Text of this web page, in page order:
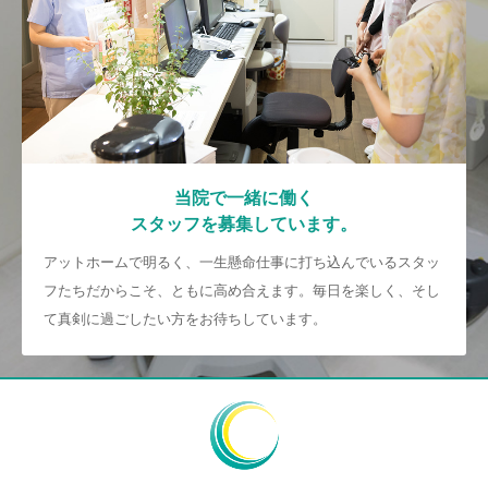
当院で一緒に働く
スタッフを募集しています。
アットホームで明るく、一生懸命仕事に打ち込んでいるスタッ
フたちだからこそ、ともに高め合えます。毎日を楽しく、そし
て真剣に過ごしたい方をお待ちしています。